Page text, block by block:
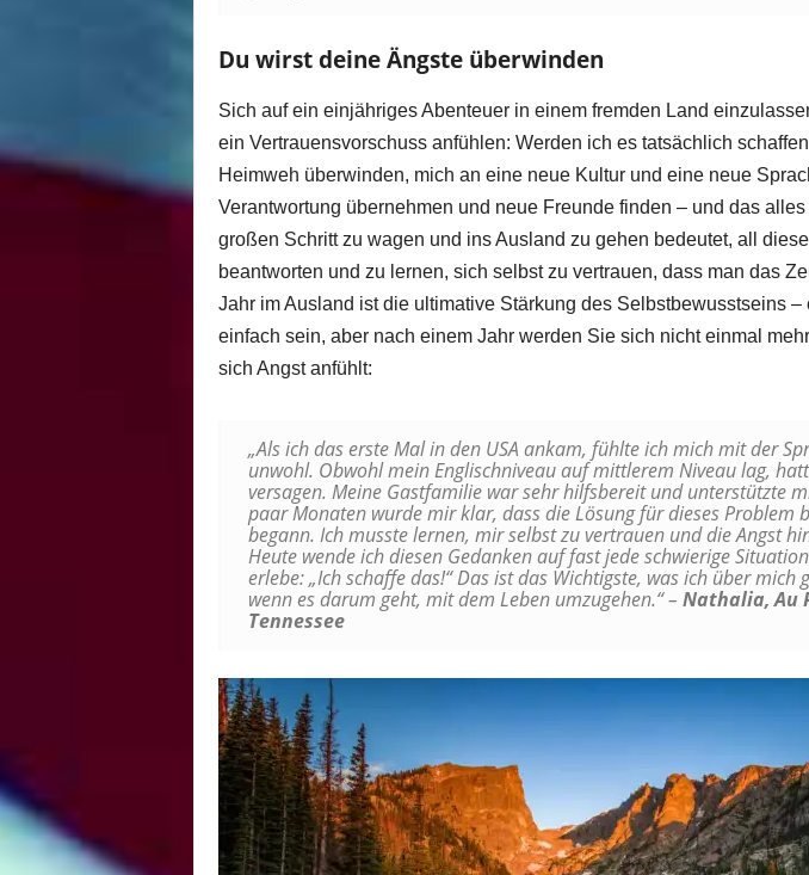
Du wirst deine Ängste überwinden
Sich auf ein einjähriges Abenteuer in einem fremden Land
ein Vertrauensvorschuss anfühlen: Werden ich es tatsächlich
Heimweh überwinden, mich an eine neue Kultur und eine neue
Verantwortung übernehmen und neue Freunde finden – und das
großen Schritt zu wagen und ins Ausland zu gehen bedeutet, all diese
beantworten und zu lernen, sich selbst zu vertrauen, dass man das
Jahr im Ausland ist die ultimative Stärkung des Selbstbewusstseins –
einfach sein, aber nach einem Jahr werden Sie sich nicht einmal
sich Angst anfühlt:
„Als ich das erste Mal in den USA ankam, fühlte ich mich mit der
unwohl. Obwohl mein Englischniveau auf mittlerem Niveau lag,
versagen. Meine Gastfamilie war sehr hilfsbereit und unterstützte
paar Monaten wurde mir klar, dass die Lösung für dieses Problem
begann. Ich musste lernen, mir selbst zu vertrauen und die Angst
Heute wende ich diesen Gedanken auf fast jede schwierige
erlebe: „Ich schaffe das!“ Das ist das Wichtigste, was ich über mich
wenn es darum geht, mit dem Leben umzugehen.“ – Nathalia, Au
Tennessee